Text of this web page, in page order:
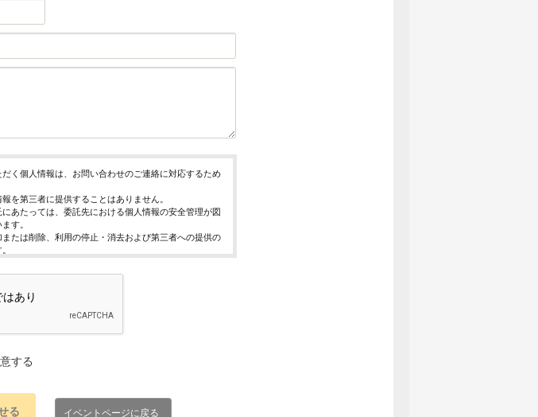
く個人情報は、お問い合わせのご連絡に対応するため
を第三者に提供することはありません。
あたっては、委託先における個人情報の安全管理が図
す。
たは削除、利用の停止・消去および第三者への提供の
正確な情報をご提供いただけない場合には、お問合せ
等を用いておりますが、これによる個人情報の取得、
する
イベントページに戻る